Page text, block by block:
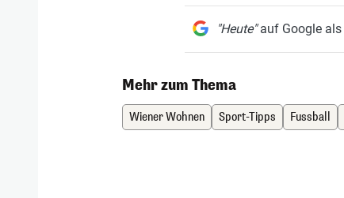
"Heute"auf Google als
Mehr zum Thema
Wiener Wohnen Sport-Tipps Fussball